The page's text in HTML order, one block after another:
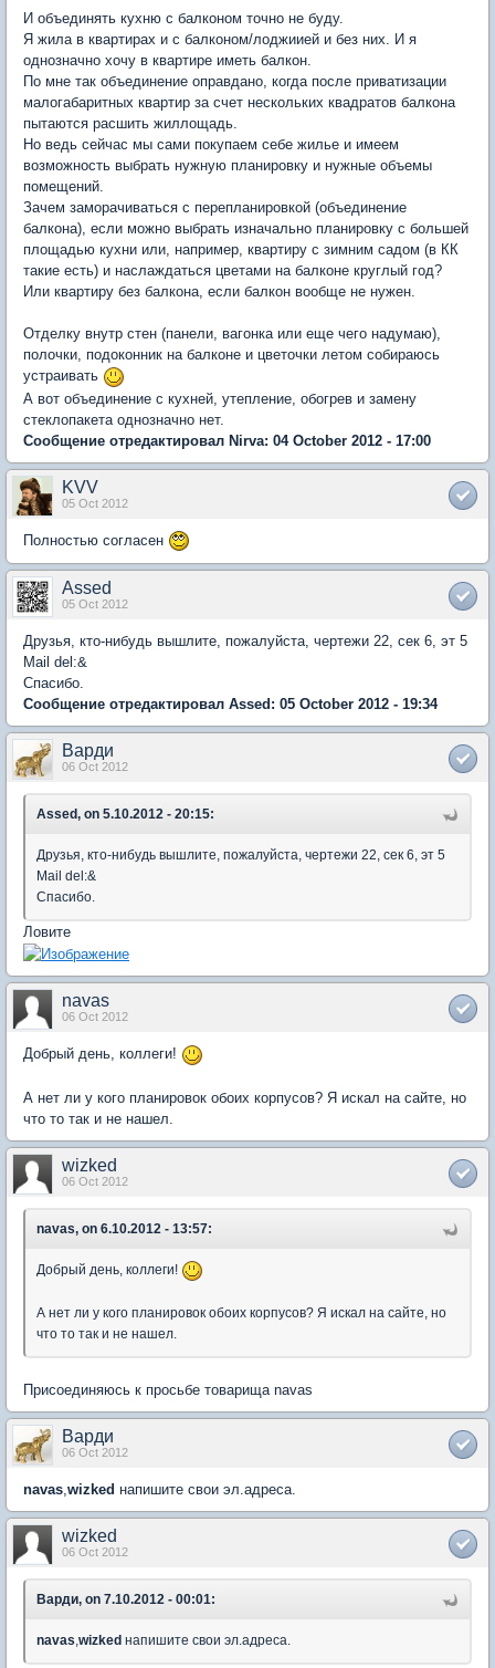
И объединять кухню с балконом точно не буду.
Я жила в квартирах и с балконом/лоджиией и без них. И я
однозначно хочу в квартире иметь балкон.
По мне так объединение оправдано, когда после приватизации
малогабаритных квартир за счет нескольких квадратов балкона
пытаются расшить жиллощадь.
Но ведь сейчас мы сами покупаем себе жилье и имеем
возможность выбрать нужную планировку и нужные объемы
помещений.
Зачем заморачиваться с перепланировкой (объединение
балкона), если можно выбрать изначально планировку с большей
площадью кухни или, например, квартиру с зимним садом (в КК
такие есть) и наслаждаться цветами на балконе круглый год?
Или квартиру без балкона, если балкон вообще не нужен.
Отделку внутр стен (панели, вагонка или еще чего надумаю),
полочки, подоконник на балконе и цветочки летом собираюсь
устраивать
А вот объединение с кухней, утепление, обогрев и замену
стеклопакета однозначно нет.
Сообщение отредактировал Nirva: 04 October 2012 - 17:00
KVV
05 Oct 2012
Полностью согласен
Assed
05 Oct 2012
Друзья, кто-нибудь вышлите, пожалуйста, чертежи 22, сек 6, эт 5
Mail del:&
Спасибо.
Сообщение отредактировал Assed: 05 October 2012 - 19:34
Варди
06 Oct 2012
Assed, on 5.10.2012 - 20:15:
Друзья, кто-нибудь вышлите, пожалуйста, чертежи 22, сек 6, эт 5
Mail del:&
Спасибо.
Ловите
navas
06 Oct 2012
Добрый день, коллеги!
А нет ли у кого планировок обоих корпусов? Я искал на сайте, но
что то так и не нашел.
wizked
06 Oct 2012
navas, on 6.10.2012 - 13:57:
Добрый день, коллеги!
А нет ли у кого планировок обоих корпусов? Я искал на сайте, но
что то так и не нашел.
Присоединяюсь к просьбе товарища navas
Варди
06 Oct 2012
navas wizked напишите свои эл.адреса.
wizked
06 Oct 2012
Варди, on 7.10.2012 - 00:01:
navas,wizked напишите свои эл.адреса.